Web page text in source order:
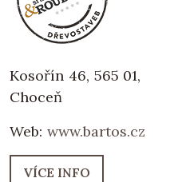
Kosořín 46, 565 01,
Choceň
Web: www.bartos.cz
VÍCE INFO